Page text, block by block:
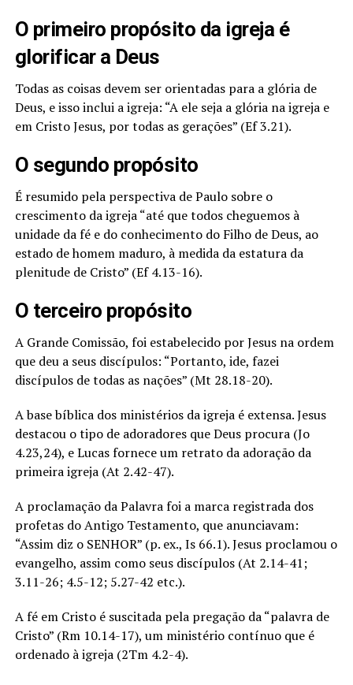
O primeiro propósito da igreja é
glorificar a Deus
Todas as coisas devem ser orientadas para a glória de
Deus, e isso inclui a igreja: “A ele seja a glória na igreja e
em Cristo Jesus, por todas as gerações” (Ef 3.21).
O segundo propósito
É resumido pela perspectiva de Paulo sobre o
crescimento da igreja “até que todos cheguemos à
unidade da fé e do conhecimento do Filho de Deus, ao
estado de homem maduro, à medida da estatura da
plenitude de Cristo” (Ef 4.13-16).
O terceiro propósito
A Grande Comissão, foi estabelecido por Jesus na ordem
que deu a seus discípulos: “Portanto, ide, fazei
discípulos de todas as nações” (Mt 28.18-20).
A base bíblica dos ministérios da igreja é extensa. Jesus
destacou o tipo de adoradores que Deus procura (Jo
4.23,24), e Lucas fornece um retrato da adoração da
primeira igreja (At 2.42-47).
A proclamação da Palavra foi a marca registrada dos
profetas do Antigo Testamento, que anunciavam:
“Assim diz o SENHOR” (p. ex., Is 66.1). Jesus proclamou o
evangelho, assim como seus discípulos (At 2.14-41;
3.11-26; 4.5-12; 5.27-42 etc.).
A fé em Cristo é suscitada pela pregação da “palavra de
Cristo” (Rm 10.14-17), um ministério contínuo que é
ordenado à igreja (2Tm 4.2-4).